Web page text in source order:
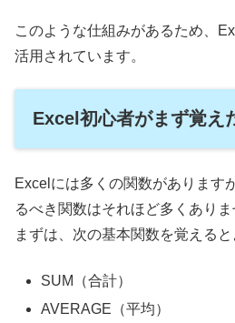
このような仕組みがあるため、
活用されています。
Excel初心者がまず覚え
Excelには多くの関数があります
るべき関数はそれほど多くありま
まずは、次の基本関数を覚えると
SUM（合計）
AVERAGE（平均）